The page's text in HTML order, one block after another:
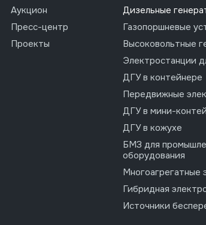
Аукцион
Пресс-центр
Проекты
Дизельные
Газопоршневые
Высоковольтные
Электростанции
ДГУ в контейнере
Передвижные
ДГУ в мини-
ДГУ в кожухе
БМЗ для
оборудования
Многоагрегатные
Гибридная
Источники